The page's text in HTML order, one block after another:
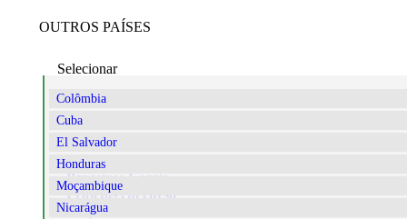
OUTROS PAÍSES
Selecionar
Colômbia
Cuba
El Salvador
Honduras
Moçambique
Nicarágua
PORTUGAL
No país desde:
Parceiros Locais
Projetos em curso
Projetos concluídos